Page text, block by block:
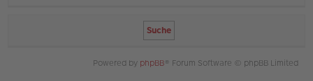
Powered by phpBB® Forum Software © phpBB Limited